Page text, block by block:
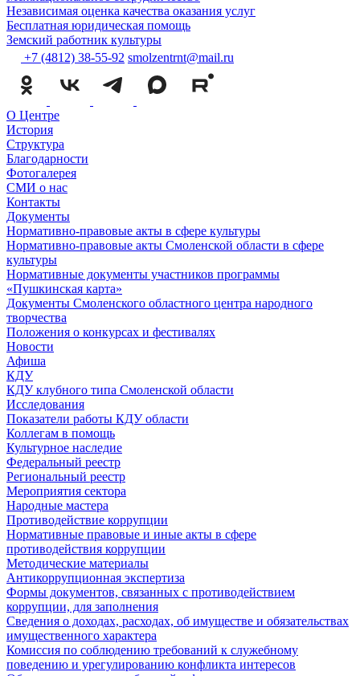
Независимая оценка качества оказания услуг
Бесплатная юридическая помощь
Земский работник культуры
+7 (4812) 38-55-92 smolzentrnt@mail.ru
О Центре
История
Структура
Благодарности
Фотогалерея
СМИ о нас
Контакты
Документы
Нормативно-правовые акты в сфере культуры
Нормативно-правовые акты Смоленской области в сфере
культуры
Нормативные документы участников программы
«Пушкинская карта»
Документы Смоленского областного центра народного
творчества
Положения о конкурсах и фестивалях
Новости
Афиша
КДУ
КДУ клубного типа Смоленской области
Исследования
Показатели работы КДУ области
Коллегам в помощь
Культурное наследие
Федеральный реестр
Региональный реестр
Мероприятия сектора
Народные мастера
Противодействие коррупции
Нормативные правовые и иные акты в сфере
противодействия коррупции
Методические материалы
Антикоррупционная экспертиза
Формы документов, связанных с противодействием
коррупции, для заполнения
Сведения о доходах, расходах, об имуществе и обязательствах
имущественного характера
Комиссия по соблюдению требований к служебному
поведению и урегулированию конфликта интересов